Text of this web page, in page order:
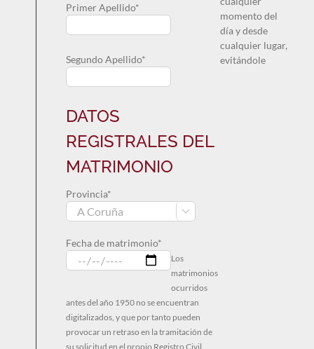
Primer Apellido*
Segundo Apellido*
DATOS
REGISTRALES DEL
MATRIMONIO
Provincia*

Fecha de matrimonio*
Los
matrimonios
ocurridos
antes del año 1950 no se encuentran
digitalizados, y que por tanto pueden
provocar un retraso en la tramitación de
su solicitud en el propio Registro Civil.
momento del
día y desde
cualquier lugar,
evitándole